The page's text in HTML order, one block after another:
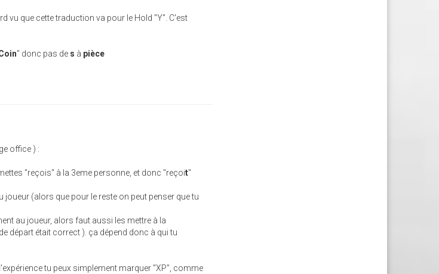
vu que cette traduction va pour le Hold "Y". C'est
" donc pas de s à pièce
office ) :
"reçois" à la 3eme personne, et donc "reçoit"
(alors que pour le reste on peut penser que tu
au joueur, alors faut aussi les mettre à la
départ était correct ). ça dépend donc à qui tu
tu peux simplement marquer "XP", comme